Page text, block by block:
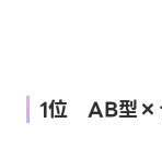
1位 AB型×